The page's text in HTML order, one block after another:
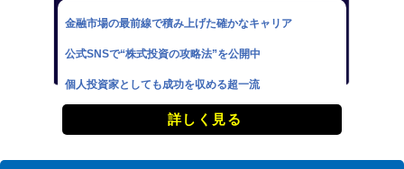
金融市場の最前線で積み上げた確かなキャリア
公式SNSで“株式投資の攻略法”を公開中
個人投資家としても成功を収める超一流
詳しく見る